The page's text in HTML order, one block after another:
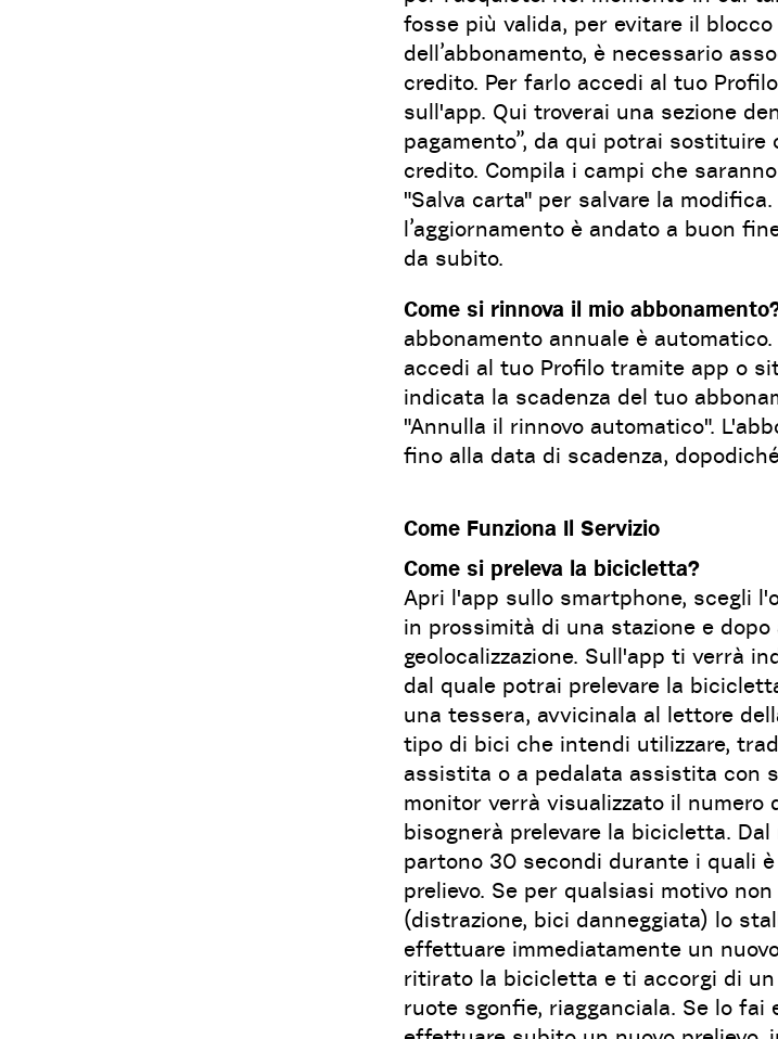
fosse più valida, per evitare il
dell’abbonamento, è necessario
credito. Per farlo accedi al tuo
sull'app. Qui troverai una sezione
pagamento”, da qui potrai sostituire
credito. Compila i campi che
"Salva carta" per salvare la
l’aggiornamento è andato a buon
da subito.
Come si rinnova il mio
abbonamento annuale è
accedi al tuo Profilo tramite app o
indicata la scadenza del tuo
"Annulla il rinnovo automatico".
fino alla data di scadenza,
Come Funziona Il Servizio
Come si preleva la bicicletta?
Apri l'app sullo smartphone, scegli
in prossimità di una stazione e
geolocalizzazione. Sull'app ti verrà
dal quale potrai prelevare la
una tessera, avvicinala al lettore
tipo di bici che intendi utilizzare,
assistita o a pedalata assistita con
monitor verrà visualizzato il numero
bisognerà prelevare la bicicletta.
partono 30 secondi durante i quali
prelievo. Se per qualsiasi motivo
(distrazione, bici danneggiata) lo
effettuare immediatamente un
ritirato la bicicletta e ti accorgi di
ruote sgonfie, riagganciala. Se lo